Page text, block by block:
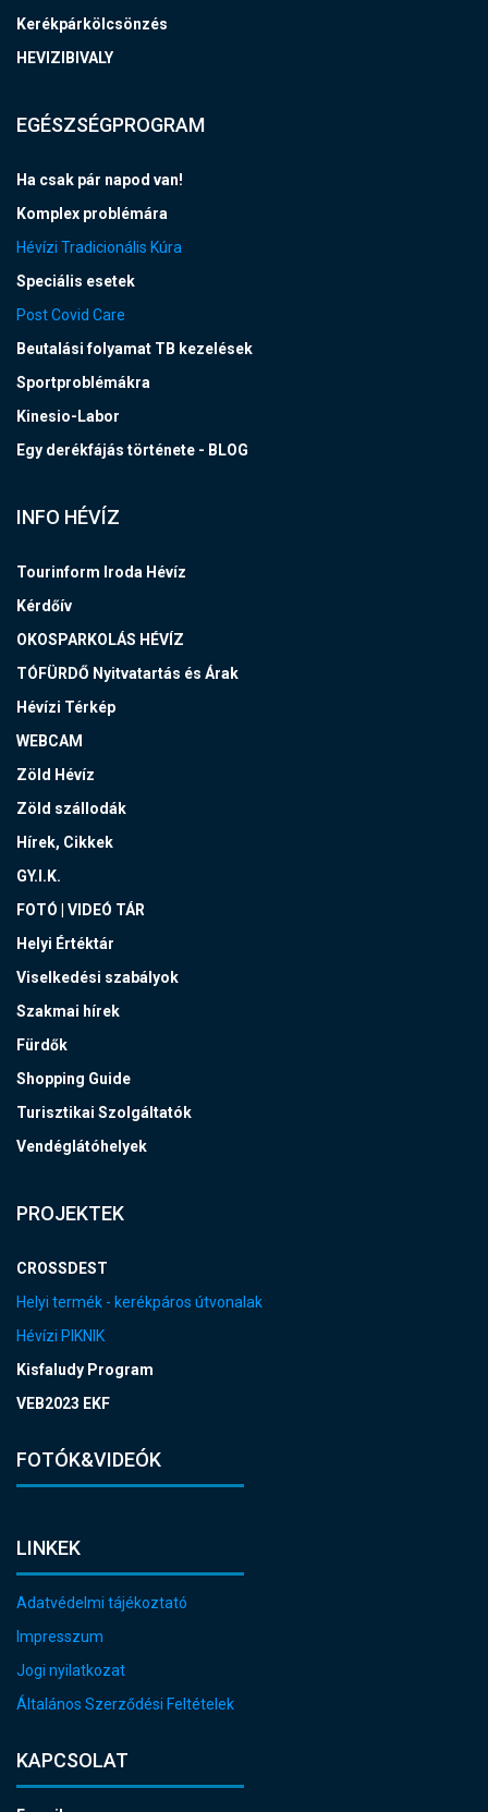
Kerékpárkölcsönzés
HEVIZIBIVALY
EGÉSZSÉGPROGRAM
Ha csak pár napod van!
Komplex problémára
Hévízi Tradicionális Kúra
Speciális esetek
Post Covid Care
Beutalási folyamat TB kezelések
Sportproblémákra
Kinesio-Labor
Egy derékfájás története - BLOG
INFO HÉVÍZ
Tourinform Iroda Hévíz
Kérdőív
OKOSPARKOLÁS HÉVÍZ
TÓFÜRDŐ Nyitvatartás és Árak
Hévízi Térkép
WEBCAM
Zöld Hévíz
Zöld szállodák
Hírek, Cikkek
GY.I.K.
FOTÓ | VIDEÓ TÁR
Helyi Értéktár
Viselkedési szabályok
Szakmai hírek
Fürdők
Shopping Guide
Turisztikai Szolgáltatók
Vendéglátóhelyek
PROJEKTEK
CROSSDEST
Helyi termék - kerékpáros útvonalak
Hévízi PIKNIK
Kisfaludy Program
VEB2023 EKF
FOTÓK&VIDEÓK
LINKEK
Adatvédelmi tájékoztató
Impresszum
Jogi nyilatkozat
Általános Szerződési Feltételek
KAPCSOLAT